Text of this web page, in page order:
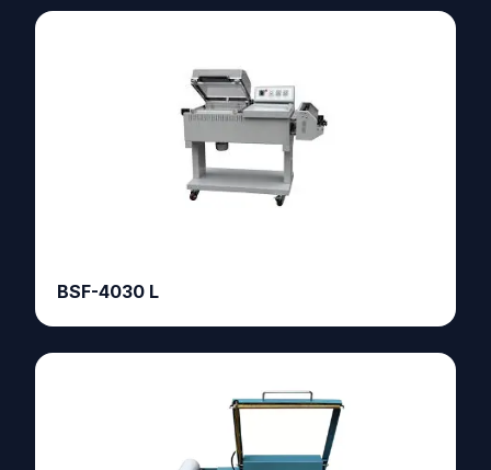
BSF-4030 L